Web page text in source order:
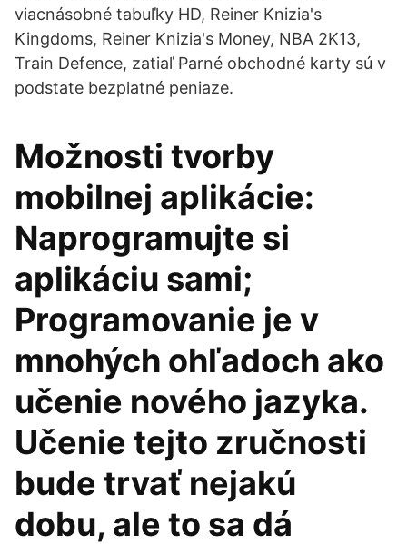
viacnásobné tabuľky HD, Reiner Knizia's
Kingdoms, Reiner Knizia's Money, NBA 2K13,
Train Defence, zatiaľ Parné obchodné karty sú v
podstate bezplatné peniaze.
Možnosti tvorby
mobilnej aplikácie:
Naprogramujte si
aplikáciu sami;
Programovanie je v
mnohých ohľadoch ako
učenie nového jazyka.
Učenie tejto zručnosti
bude trvať nejakú
dobu, ale to sa dá